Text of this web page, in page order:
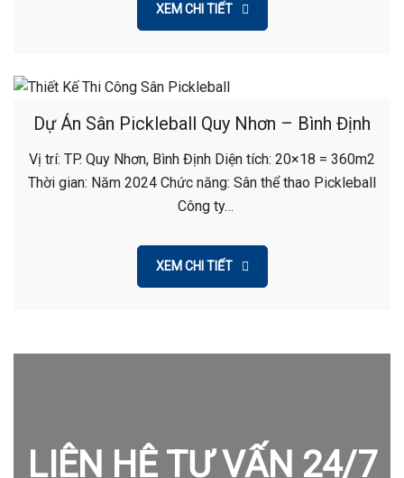
XEM CHI TIẾT
Dự Án Sân Pickleball Quy Nhơn – Bình Định
Vị trí: TP. Quy Nhơn, Bình Định Diện tích: 20×18 = 360m2
Thời gian: Năm 2024 Chức năng: Sân thể thao Pickleball
Công ty…
XEM CHI TIẾT
LIÊN HỆ TƯ VẤN 24/7